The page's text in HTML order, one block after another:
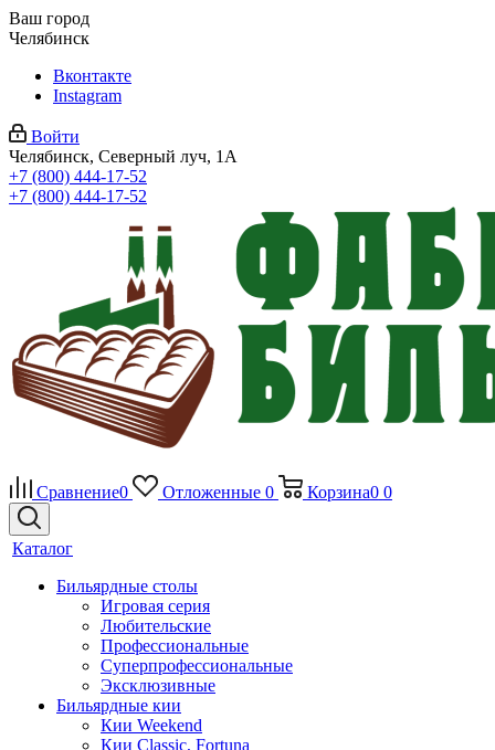
Ваш город
Челябинск
Вконтакте
Instagram
Войти
Челябинск, Северный луч, 1А
+7 (800) 444-17-52
+7 (800) 444-17-52
Сравнение0 Отложенные 0 Корзина0 0
Каталог
Бильярдные столы
Игровая серия
Любительские
Профессиональные
Суперпрофессиональные
Эксклюзивные
Бильярдные кии
Кии Weekend
Кии Classic, Fortuna